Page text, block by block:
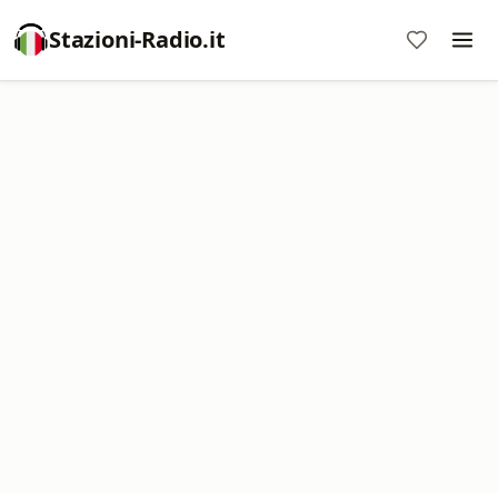
Stazioni-Radio.it